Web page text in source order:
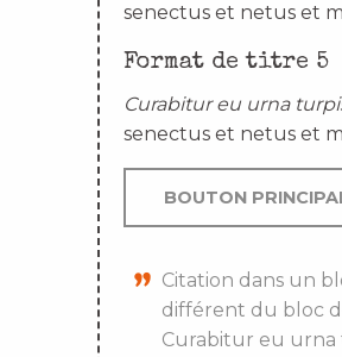
senectus et netus et
Format de titre 5
Curabitur eu urna
senectus et netus et
BOUTON
Citation dans un
différent du bloc
Curabitur eu